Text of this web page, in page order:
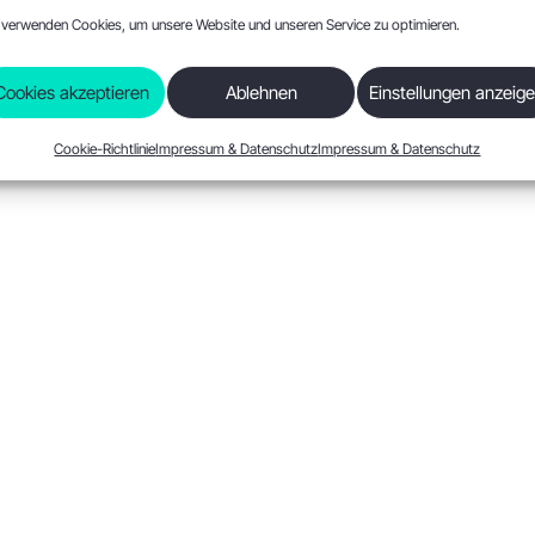
Cookies, um unsere Website und unseren Service zu optimieren.
akzeptieren Ablehnen Einstellungen
Cookie-RichtlinieImpressum & DatenschutzImpressum & Datenschutz